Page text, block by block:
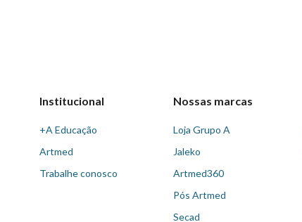
Institucional
+A Educação
Artmed
Trabalhe conosco
Nossas marcas
Loja Grupo A
Jaleko
Artmed360
Pós Artmed
Secad